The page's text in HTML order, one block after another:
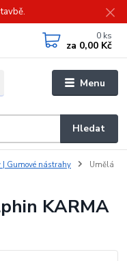
Menu
Hledat
0 ks
za 0,00 Kč
| Gumové nástrahy
Umělá
KARMA